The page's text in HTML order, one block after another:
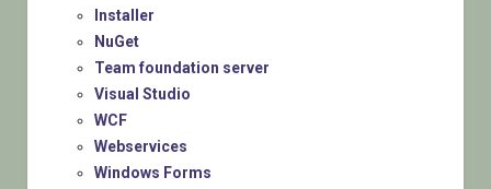
Installer
NuGet
Team foundation server
Visual Studio
WCF
Webservices
Windows Forms